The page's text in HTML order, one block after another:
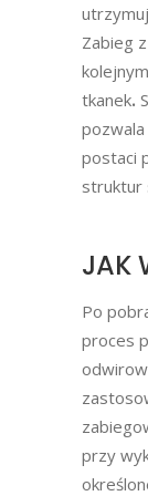
Zabieg
tkanek.
postaci
struktur
JAK
Po
proces
przy